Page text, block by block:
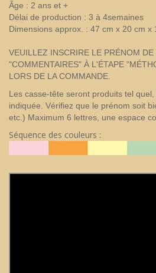
Âge : 2 ans et +
Délai de production : 3 à 4semaines
Dimensions approx. : 47 cm x 20 cm x
VEUILLEZ INSCRIRE LE PRÉNOM
"COMMENTAIRES" À L'ÉTAPE
LORS DE LA COMMANDE.
Les casse-tête seront produits tel
indiquée. Vérifiez que le prénom soit
etc.) Maximum 6 lettres, une espace
Séquence des couleurs :